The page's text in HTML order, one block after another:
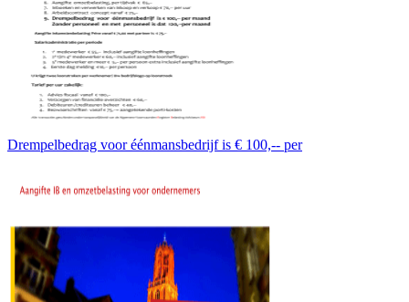
Drempelbedrag voor éénmansbedrijf is € 100,-- per